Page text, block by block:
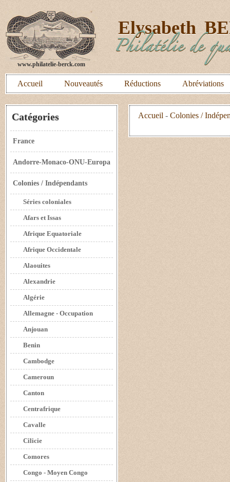
www.philatelie-berck.com
Elysabeth
Philatélie de
Accueil Nouveautés Réductions Abréviations
Catégories
France
Andorre-Monaco-ONU-Europa
Colonies / Indépendants
Séries coloniales
Afars et Issas
Afrique Equatoriale
Afrique Occidentale
Alaouites
Alexandrie
Algérie
Allemagne - Occupation
Anjouan
Benin
Cambodge
Cameroun
Canton
Centrafrique
Cavalle
Cilicie
Comores
Congo - Moyen Congo
Accueil - Colonies /